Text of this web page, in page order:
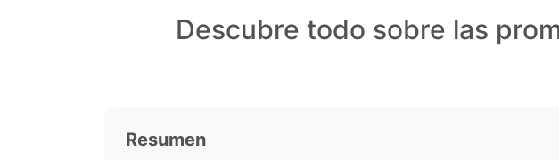
Descubre todo sobre las
Resumen